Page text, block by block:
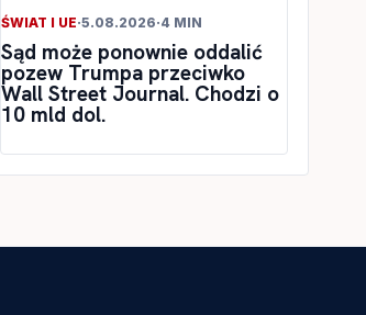
ŚWIAT I UE·5.08.2026·4 MIN
Sąd może ponownie oddalić
pozew Trumpa przeciwko
Wall Street Journal. Chodzi o
10 mld dol.